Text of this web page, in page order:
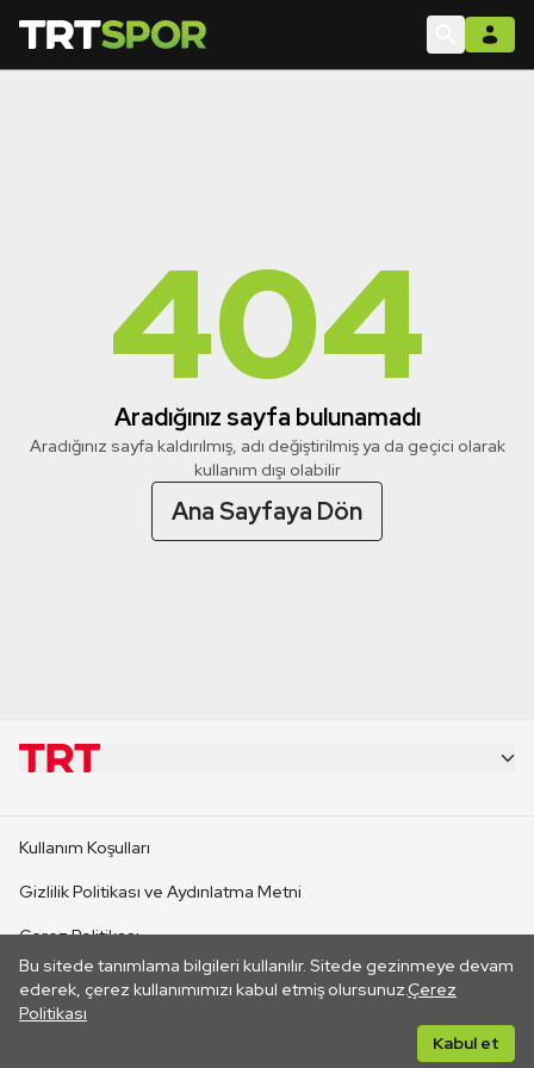
404
Aradığınız sayfa bulunamadı
Aradığınız sayfa kaldırılmış, adı değiştirilmiş ya da geçici olarak
kullanım dışı olabilir
Ana Sayfaya Dön
Bu sitede tanımlama bilgileri kullanılır. Sitede gezinmeye devam
ederek, çerez kullanımımızı kabul etmiş olursunuz.Çerez
Politikası
Kabul et
CANLI YAYINLAR
Kullanım Koşulları
Gizlilik Politikası ve Aydınlatma Metni
Çerez Politikası
İletişim
Her hakkı saklıdır. ©2026 TRT. Bağlantı yoluyla gidilen dış